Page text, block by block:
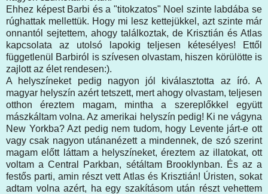
Ehhez képest Barbi és a "titokzatos" Noel szinte labdába se
rúghattak mellettük. Hogy mi lesz kettejükkel, azt szinte már
onnantól sejtettem, ahogy találkoztak, de Krisztián és Atlas
kapcsolata az utolsó lapokig teljesen kétesélyes! Ettől
függetlenül Barbiról is szívesen olvastam, hiszen körülötte is
zajlott az élet rendesen:).
A helyszíneket pedig nagyon jól kiválasztotta az író. A
magyar helyszín azért tetszett, mert ahogy olvastam, teljesen
otthon éreztem magam, mintha a szereplőkkel együtt
mászkáltam volna. Az amerikai helyszín pedig! Ki ne vágyna
New Yorkba? Azt pedig nem tudom, hogy Levente járt-e ott
vagy csak nagyon utánanézett a mindennek, de szó szerint
magam előtt láttam a helyszíneket, éreztem az illatokat, ott
voltam a Central Parkban, sétáltam Brooklynban. És az a
festős parti, amin részt vett Atlas és Krisztián! Úristen, sokat
adtam volna azért, ha egy szakításom után részt vehettem